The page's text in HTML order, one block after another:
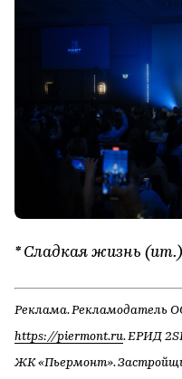
* Сладкая жизнь (ит.)
Реклама. Рекламодатель
https://piermont.ru. ЕРИД
ЖК «Пьермонт».